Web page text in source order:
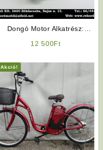
Dongó Motor Alkatrész:
12 500Ft
Akció!